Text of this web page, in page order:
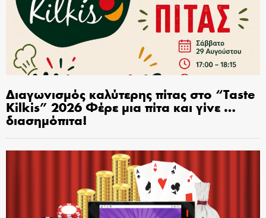
Διαγωνισμός καλύτερης πίτας στο “Taste
Kilkis” 2026 Φέρε μια πίτα και γίνε …
διασημόπιτα!